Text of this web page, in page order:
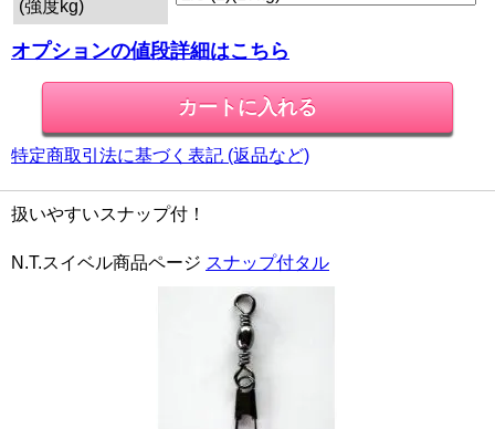
(強度kg)
オプションの値段詳細はこちら
特定商取引法に基づく表記 (返品など)
扱いやすいスナップ付！
N.T.スイベル商品ページ スナップ付タル